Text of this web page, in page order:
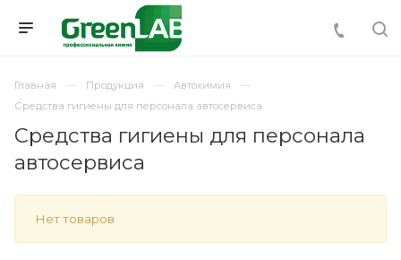
Главная Продукция
Автохимия
Средства гигиены для персонала автосервиса
Средства гигиены для персонала
автосервиса
Нет товаров